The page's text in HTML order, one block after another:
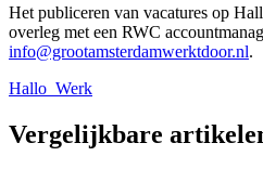
Het publiceren van vacatures op
overleg met een RWC
info@grootamsterdamwerktdoor.nl.
Hallo_Werk
Vergelijkbare